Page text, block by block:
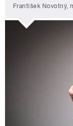
František Novotný,